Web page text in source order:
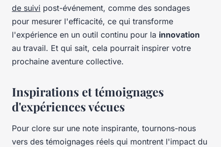
de suivi post-événement, comme des sondages
pour mesurer l'efficacité, ce qui transforme
l'expérience en un outil continu pour la innovation
au travail. Et qui sait, cela pourrait inspirer votre
prochaine aventure collective.
Inspirations et témoignages
d'expériences vécues
Pour clore sur une note inspirante, tournons-nous
vers des témoignages réels qui montrent l'impact du